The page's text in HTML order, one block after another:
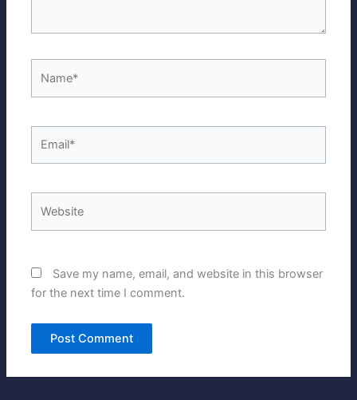
Save my name, email, and website in this browser
for the next time I comment.